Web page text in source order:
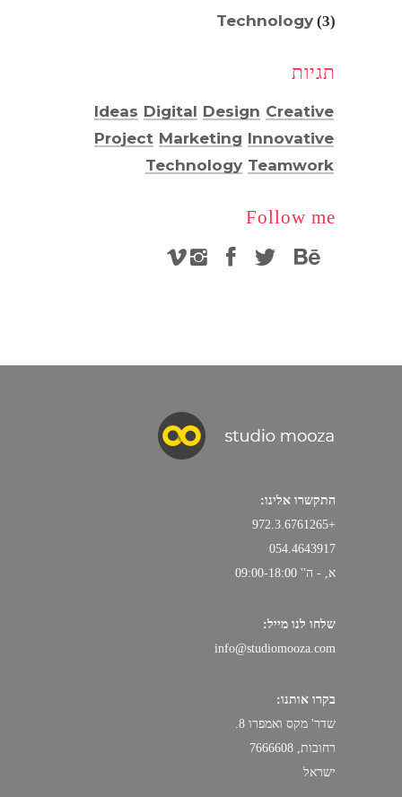
Technology (3)
תגיות
Creative
Design
Digital
Ideas
Innovative
Marketing
Project
Teamwork
Technology
Follow me
התקשרו אלינו:
+972.3.6761265
054.4643917
א, - ה'' 09:00-18:00
שלחו לנו מייל:
info@studiomooza.com
בקרו אותנו:
שדר' מקס ואמפרו 8.
רחובות, 7666608
ישראל